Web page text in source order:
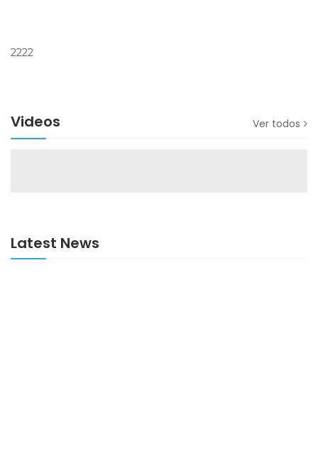
2222
Videos Ver todos
Latest News